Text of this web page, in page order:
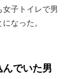
子トイレで男
なった。
んでいた男